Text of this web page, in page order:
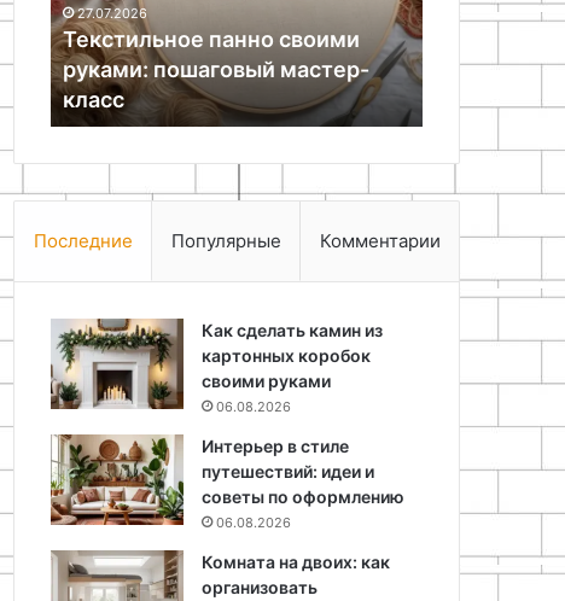
своими
руками13.05.2026
Как сделать органайзер в кузов
пикапа своими руками
бизнесом
21.11.2025
мост
бизнесом
Последние Популярные Комментарии
Как сделать камин из
картонных коробок
своими руками
06.08.2026
Интерьер в стиле
путешествий: идеи и
советы по оформлению
06.08.2026
Комната на двоих: как
организовать